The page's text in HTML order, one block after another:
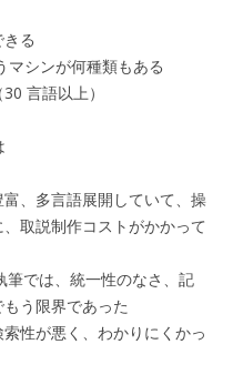
る
マシンが何種類もある
言語以上）
、多言語展開していて、操
取説制作コストがかかって
では、統一性のなさ、記
う限界であった
性が悪く、わかりにくかっ